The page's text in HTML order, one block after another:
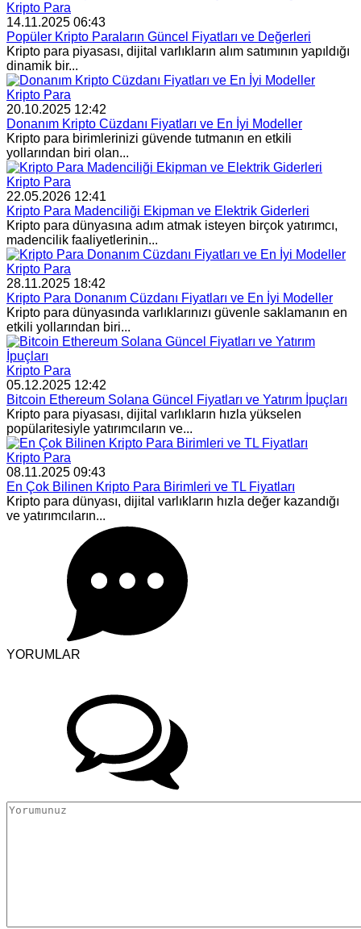
Kripto Para
14.11.2025 06:43
Popüler Kripto Paraların Güncel Fiyatları ve Değerleri
Kripto para piyasası, dijital varlıkların alım satımının yapıldığı
dinamik bir...
Kripto Para
20.10.2025 12:42
Donanım Kripto Cüzdanı Fiyatları ve En İyi Modeller
Kripto para birimlerinizi güvende tutmanın en etkili
yollarından biri olan...
Kripto Para
22.05.2026 12:41
Kripto Para Madenciliği Ekipman ve Elektrik Giderleri
Kripto para dünyasına adım atmak isteyen birçok yatırımcı,
madencilik faaliyetlerinin...
Kripto Para
28.11.2025 18:42
Kripto Para Donanım Cüzdanı Fiyatları ve En İyi Modeller
Kripto para dünyasında varlıklarınızı güvenle saklamanın en
etkili yollarından biri...
Kripto Para
05.12.2025 12:42
Bitcoin Ethereum Solana Güncel Fiyatları ve Yatırım İpuçları
Kripto para piyasası, dijital varlıkların hızla yükselen
popülaritesiyle yatırımcıların ve...
Kripto Para
08.11.2025 09:43
En Çok Bilinen Kripto Para Birimleri ve TL Fiyatları
Kripto para dünyası, dijital varlıkların hızla değer kazandığı
ve yatırımcıların...
YORUMLAR